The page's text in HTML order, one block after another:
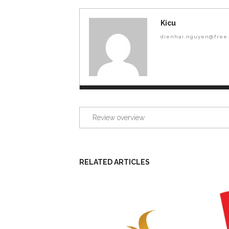
Kicu
Review overview
RELATED ARTICLES